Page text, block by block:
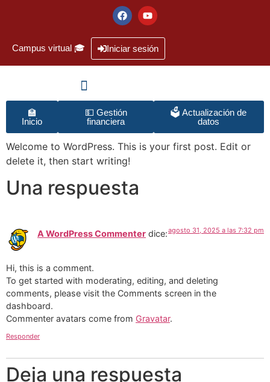
Campus virtual 🎓 Iniciar sesión
🏫
Inicio
💵 Gestión
financiera
🗳️ Actualización de
datos
Welcome to WordPress. This is your first post. Edit or
delete it, then start writing!
Una respuesta
A WordPress Commenter dice:agosto 31, 2025 a las 7:32 pm
Hi, this is a comment.
To get started with moderating, editing, and deleting
comments, please visit the Comments screen in the
dashboard.
Commenter avatars come from Gravatar.
Responder
Deja una respuesta